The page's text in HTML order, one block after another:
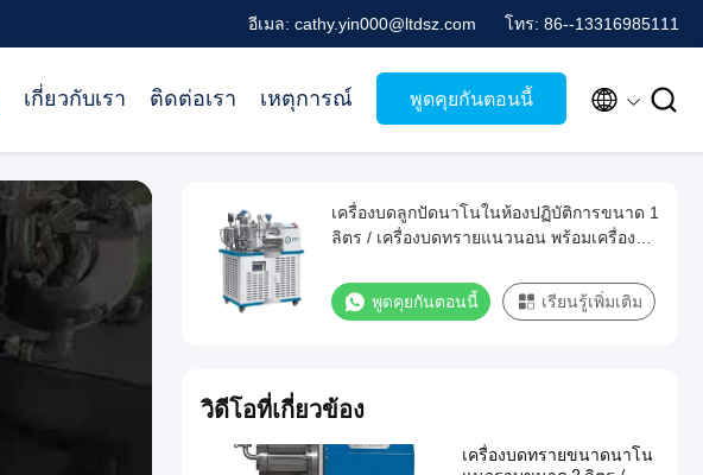
อีเมล: cathy.yin000@ltdsz.com โทร: 86--13316985111
เกี่ยวกับเรา ติดต่อเรา เหตุการณ์ พูดคุยกันตอนนี้  
เครื่องบดลูกปัดนาโนในห้องปฏิบัติการขนาด 1
ลิตร / เครื่องบดทรายแนวนอน พร้อมเครื่อง
พูดคุยกันตอนนี้ เรียนรู้เพิ่มเติม
วิดีโอที่เกี่ยวข้อง
เครื่องบดทรายขนาดนาโน